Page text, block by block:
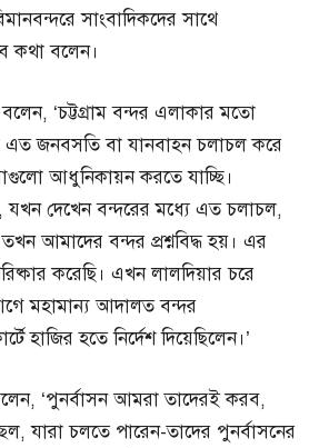
সাংবাদিকদের সাথে
কথা বলেন।
‘চট্টগ্রাম বন্দর এলাকার মতো
এত জনবসতি বা যানবাহন চলাচল করে
আধুনিকায়ন করতে যাচ্ছি।
যখন দেখেন বন্দরের মধ্যে এত চলাচল,
আমাদের বন্দর প্রশ্নবিদ্ধ হয়। এর
করেছি। এখন লালদিয়ার চরে
মহামান্য আদালত বন্দর
হাজির হতে নির্দেশ দিয়েছিলেন।’
বলেন, ‘পুনর্বাসন আমরা তাদেরই করব,
যারা চলতে পারেন-তাদের পুনর্বাসনের